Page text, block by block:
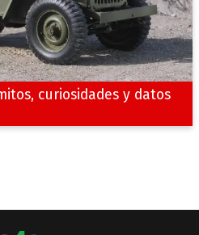
curiosidades y datos